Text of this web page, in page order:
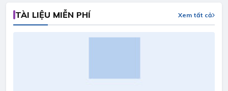
TÀI LIỆU MIỄN PHÍ Xem tất cả